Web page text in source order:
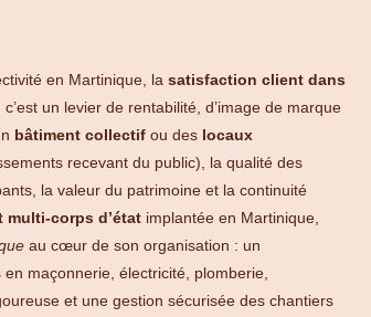
en Martinique, la satisfaction client dans
un levier de rentabilité, d’image de marque
bâtiment collectif ou des locaux
recevant du public), la qualité des
la valeur du patrimoine et la continuité
multi-corps d’état implantée en Martinique,
au cœur de son organisation : un
maçonnerie, électricité, plomberie,
et une gestion sécurisée des chantiers